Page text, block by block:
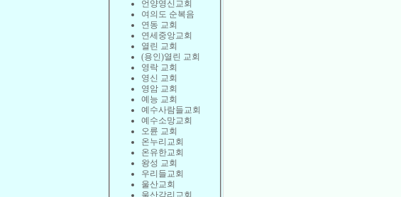
언양영신교회
여의도 순복음
연동 교회
연세중앙교회
열린 교회
(용인)열린 교회
영락 교회
영신 교회
영암 교회
예능 교회
예수사람들교회
예수소망교회
오륜 교회
온누리교회
온유한교회
왕성 교회
우리들교회
울산교회
울산감리교회